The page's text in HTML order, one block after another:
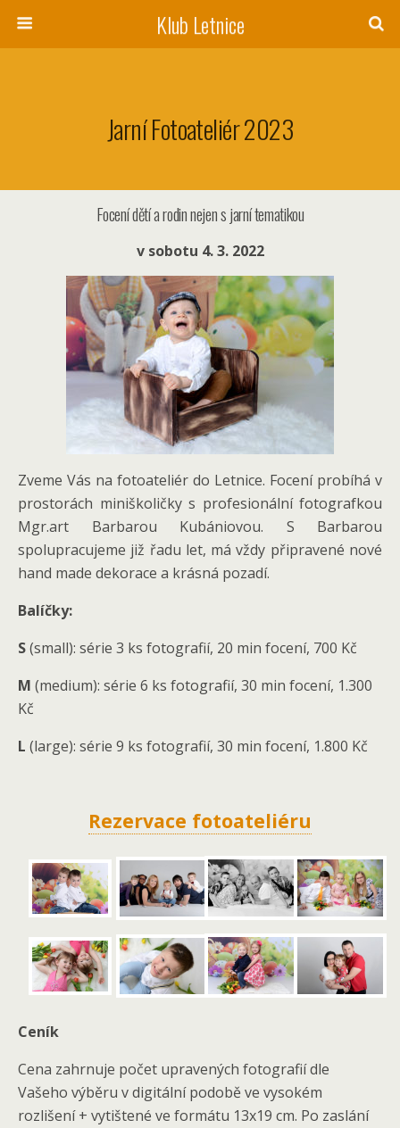
Klub Letnice
Jarní Fotoateliér 2023
Focení dětí a rodin nejen s jarní tematikou
v sobotu 4. 3. 2022
Zveme Vás na fotoateliér do Letnice. Focení probíhá v
prostorách miniškoličky s profesionální fotografkou
Mgr.art Barbarou Kubániovou. S Barbarou
spolupracujeme již řadu let, má vždy připravené nové
hand made dekorace a krásná pozadí.
Balíčky:
S(small): série 3 ks fotografií, 20 min focení, 700 Kč
M (medium): série 6 ks fotografií, 30 min focení, 1.300
Kč
L (large): série 9 ks fotografií, 30 min focení, 1.800 Kč
Rezervace fotoateliéru
Ceník
Cena zahrnuje počet upravených fotografií dle
Vašeho výběru v digitální podobě ve vysokém
rozlišení + vytištené ve formátu 13x19 cm. Po zaslání